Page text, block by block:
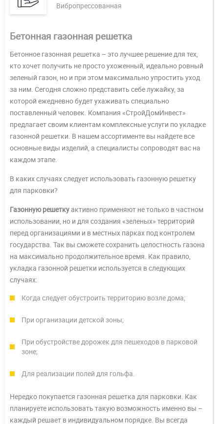
Вибропрессованная
Бетонная газонная решетка
Бетонное газонная решетка – это лучшее решение для тех,
кто хочет получить не просто ухоженный, идеально ровный
зеленый газон, но и при этом максимально упростить уход
за ним. Сегодня сложно представить себе лужайку, за
которой ежедневно будет ухаживать специально
поставленный человек. Компания «СтройДомИнвест»
предлагает своим клиентам комплексные услуги по укладке
газонной решетки. В нашем ассортименте вы найдете все
основные виды изделий, а специалисты сопроводят вас на
каждом этапе.
В каких случаях следует использовать газонную решетку
для парковки?
Газонную решеткуактивно применяют не только в частном
использовании, но и для создания «зеленых» территорий
перед организациями и в местных парках под контролем
государства. Так вы сможете сохранить целостность газона
на максимально продолжительное время. Как правило,
укладка газонной решетки используется в следующих
случаях:
Когда следует обустроить территорию возле дома;
При организации детской зоны;
При обустройстве дорожек для пешеходов в парковой
зоне;
Для реализации полей для гольфа.
Нередко покупается газонная решетка для парковки. Как
планируете использовать такую возможность именно вы –
каждый решает в индивидуальном порядке. Вы всегда